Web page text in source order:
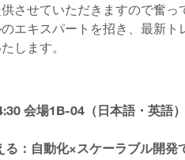
させていただきますので奮っ
エキスパートを招き、最新
します。
会場1B-04（日本語・英語）
る：自動化×スケーラブル開発